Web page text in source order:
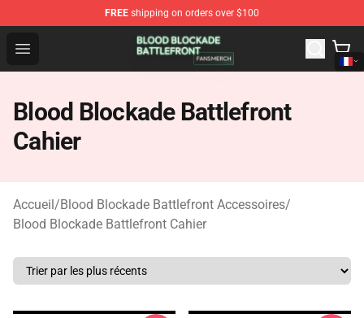
FREE shipping on orders over $100
Open menu
Blood Blockade Battlefront Shop - Official Blood
Blood Blockade Battlefront
Cahier
Accueil/Blood Blockade Battlefront Accessoires/
Blood Blockade Battlefront Cahier